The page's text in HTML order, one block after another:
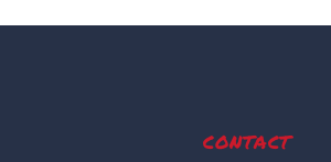
contact